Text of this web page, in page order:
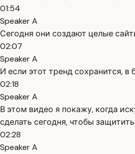
01:54
Speaker A
Сегодня они создают целые
02:07
Speaker A
И если этот тренд сохранится,
02:18
Speaker A
В этом видео я покажу, когда
сделать сегодня, чтобы
02:28
Speaker A